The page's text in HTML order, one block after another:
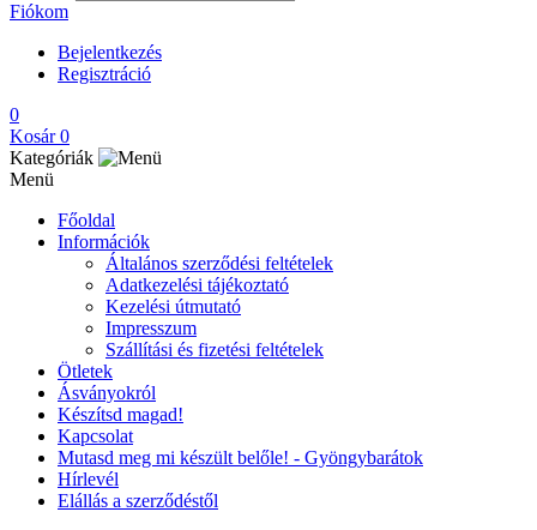
Fiókom
Bejelentkezés
Regisztráció
0
Kosár 0
Kategóriák
Menü
Főoldal
Információk
Általános szerződési feltételek
Adatkezelési tájékoztató
Kezelési útmutató
Impresszum
Szállítási és fizetési feltételek
Ötletek
Ásványokról
Készítsd magad!
Kapcsolat
Mutasd meg mi készült belőle! - Gyöngybarátok
Hírlevél
Elállás a szerződéstől